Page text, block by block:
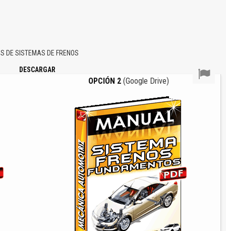
DE SISTEMAS DE FRENOS
DESCARGAR
OPCIÓN 2 (Google Drive)